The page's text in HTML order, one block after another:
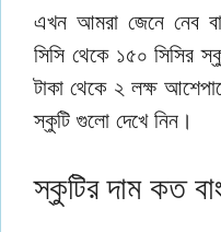
এখন আমরা জেনে নেব
সিসি থেকে ১৫০ সিসির
টাকা থেকে ২ লক্ষ
স্কুটি গুলো দেখে নিন।
স্কুটির দাম কত